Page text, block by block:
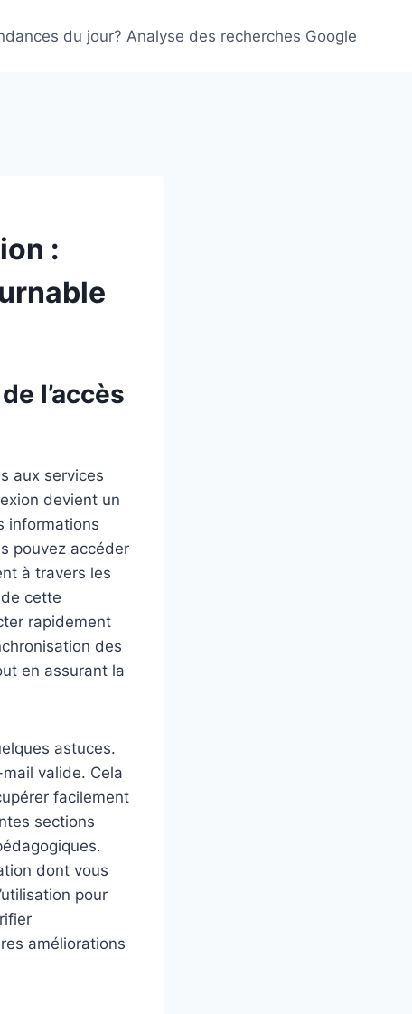
du jour? Analyse des recherches Google
:
l’accès
aux services
devient un
informations
pouvez accéder
à travers les
cette
rapidement
des
en assurant la
astuces.
valide. Cela
facilement
sections
dont vous
pour
améliorations